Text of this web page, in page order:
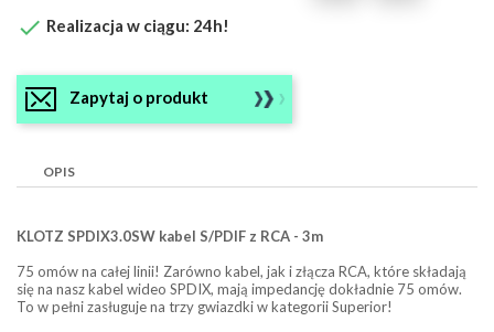
 Realizacja w ciągu: 24h!
Zapytaj o produkt
OPIS
KLOTZ SPDIX3.0SW kabel S/PDIF z RCA - 3m
75 omów na całej linii! Zarówno kabel, jak i złącza RCA, które składają
się na nasz kabel wideo SPDIX, mają impedancję dokładnie 75 omów.
To w pełni zasługuje na trzy gwiazdki w kategorii Superior!